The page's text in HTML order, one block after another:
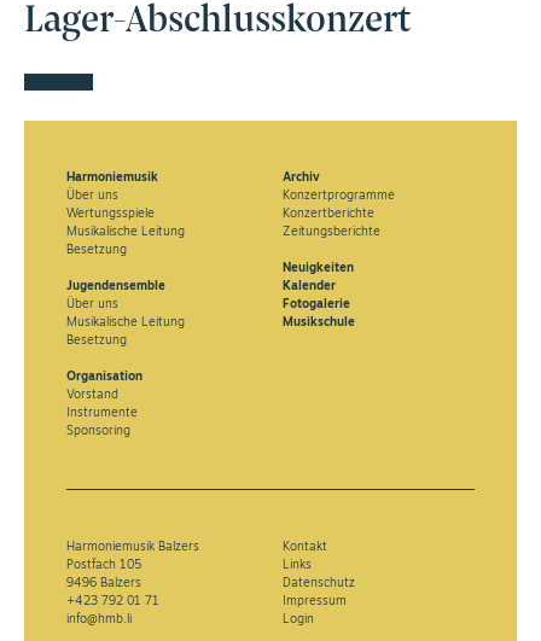
Lager-Abschlusskonzert
Harmoniemusik
Über uns
Wertungsspiele
Musikalische Leitung
Besetzung
Jugendensemble
Über uns
Musikalische Leitung
Besetzung
Organisation
Vorstand
Instrumente
Sponsoring
Archiv
Konzertprogramme
Konzertberichte
Zeitungsberichte
Neuigkeiten
Kalender
Fotogalerie
Musikschule
Harmoniemusik Balzers
Postfach 105
9496 Balzers
+423 792 01 71
info@hmb.li
Kontakt
Links
Datenschutz
Impressum
Login